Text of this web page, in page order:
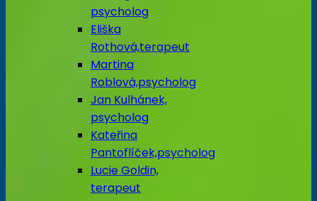
psycholog
Eliška
Rothová,terapeut
Martina
Roblová,psycholog
Jan Kulhánek,
psycholog
Kateřina
Pantoflíček,psycholog
Lucie Goldin,
terapeut